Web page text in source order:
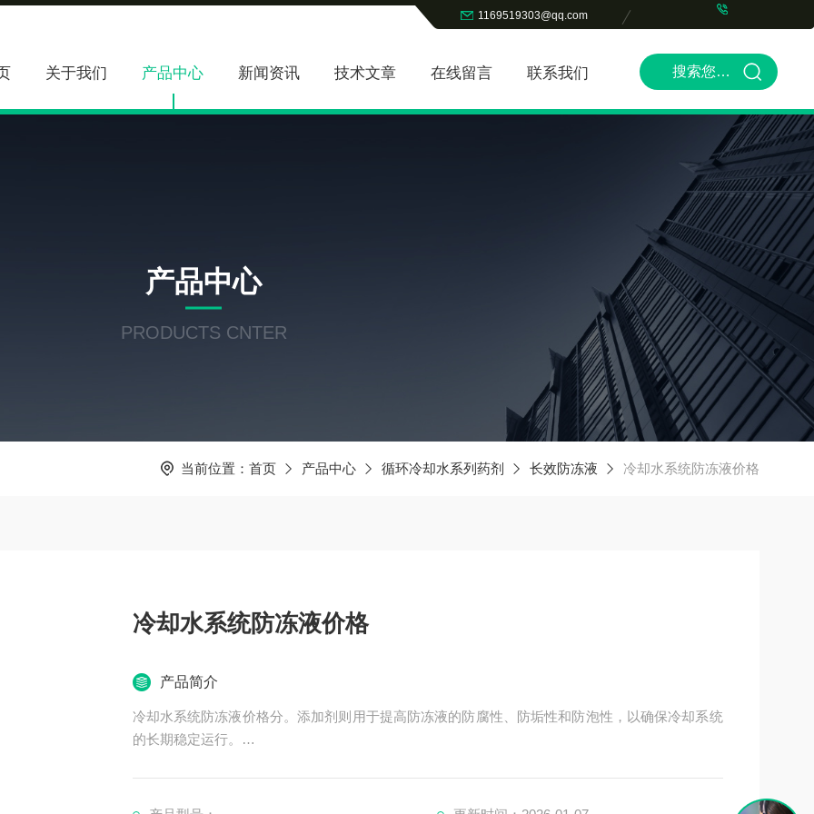
1169519303@qq.com
关于我们 产品中心 新闻资讯 技术文章 在线留言 联系我们
产品中心
PRODUCTS CNTER
当前位置： 首页 产品中心 循环冷却水系列药剂 长效防冻液 冷却水系统防冻液价格
冷却水系统防冻液价格
产品简介
冷却水系统防冻液价格分。添加剂则用于提高防冻液的防腐性、防垢性和防泡性，以确保冷却系统
的长期稳定运行。